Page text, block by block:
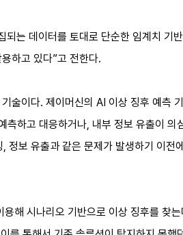
되는 데이터를 토대로 단순한 임계치
하고 있다”고 전한다.
술이다. 제이머신의 AI 이상 징후 예측
측하고 대응하거나, 내부 정보 유출이
정보 유출과 같은 문제가 발생하기 이
해 시나리오 기반으로 이상 징후를 찾